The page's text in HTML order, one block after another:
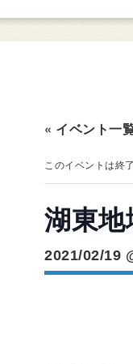
« イベント一
このイベントは終
湖東
2021/02/19